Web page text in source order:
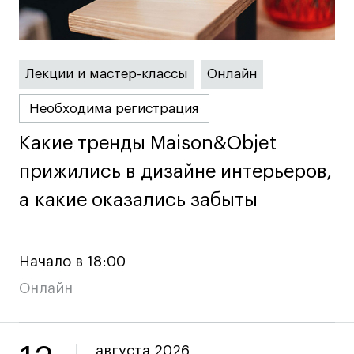
Лицензии и аккредитации
Ресурсы
Партнеры
Связи с индустрией
Вакансии
Контакты
Условия поступления
График учебного года
Вопросы и ответы
Лекции и мастер-классы Онлайн
Необходима регистрация
Какие тренды Maison&Objet
прижились в дизайне интерьеров,
а какие оказались забыты
Какие тренды Maison&Objet
прижились в дизайне интерьеров,
а какие оказались забыты
Начало в 18:00
Онлайн